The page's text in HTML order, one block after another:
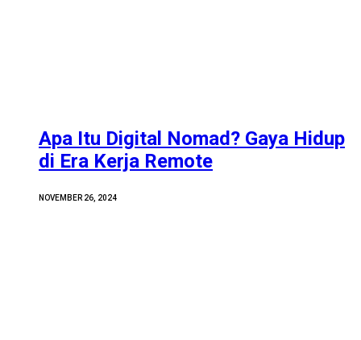
Apa Itu Digital Nomad? Gaya Hidup
di Era Kerja Remote
NOVEMBER 26, 2024